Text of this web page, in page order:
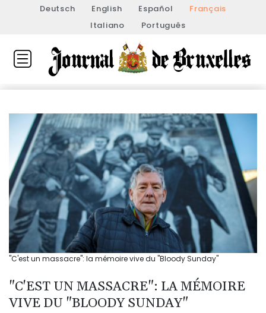
Deutsch English Español
Français
Italiano
Português
"C'est un massacre": la mémoire vive du "Bloody Sunday"
"C'EST UN MASSACRE": LA MÉMOIRE
VIVE DU "BLOODY SUNDAY"